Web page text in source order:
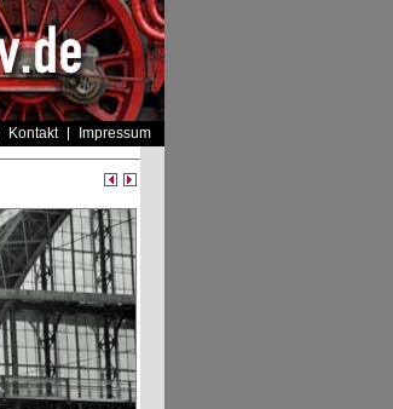
Kontakt Impressum